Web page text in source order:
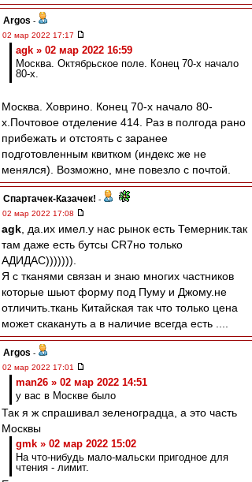
Argos -
02 мар 2022 17:17
agk » 02 мар 2022 16:59
Москва. Октябрьское поле. Конец 70-х начало
80-х.
Москва. Ховрино. Конец 70-х начало 80-
х.Почтовое отделение 414. Раз в полгода рано
прибежать и отстоять с заранее
подготовленным квитком (индекс же не
менялся). Возможно, мне повезло с почтой.
Спартачек-Казачек! -
02 мар 2022 17:08
agk , да.их имел.у нас рынок есть Темерник.так
там даже есть бутсы CR7но только
АДИДАС))))))).
Я с тканями связан и знаю многих частников
которые шьют форму под Пуму и Джому.не
отличить.ткань Китайская так что только цена
может скакануть а в наличие всегда есть ....
Argos -
02 мар 2022 17:01
man26 » 02 мар 2022 14:51
у вас в Москве было
Так я ж спрашивал зеленоградца, а это часть
Москвы
gmk » 02 мар 2022 15:02
На что-нибудь мало-мальски пригодное для
чтения - лимит.